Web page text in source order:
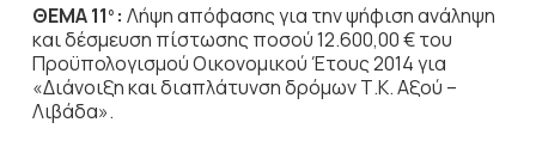
ΘΕΜΑ 11 ο : Λήψη απόφασης για την ψήφιση ανάληψη
και δέσμευση πίστωσης ποσού 12.600,00 € του
Προϋπολογισμού Οικονομικού Έτους 2014 για
«Διάνοιξη και διαπλάτυνση δρόμων Τ.Κ. Αξού –
Λιβάδα».